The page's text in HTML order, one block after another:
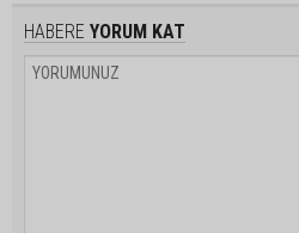
HABERE YORUM KAT